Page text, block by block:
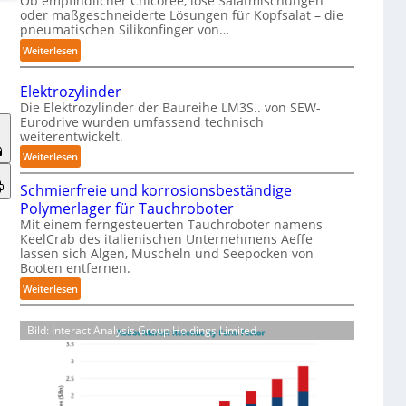
a
z
i
n
-
B
e
l
a
d
u
n
g
f
ü
r
K
r
oder maßgeschneiderte Lösungen für Kopfsalat – die
pneumatischen Silikonfinger von…
Weiterlesen:
S
n
s
i
b
l
e
F
i
n
g
e
r
g
r
e
Elektrozylinder
Die Elektrozylinder der Baureihe LM3S.. von SEW-
Eurodrive wurden umfassend technisch
weiterentwickelt.
Weiterlesen:
E
l
e
k
t
r
o
z
y
l
Schmierfreie und korrosionsbeständige
Polymerlager für Tauchroboter
Mit einem ferngesteuerten Tauchroboter namens
KeelCrab des italienischen Unternehmens Aeffe
lassen sich Algen, Muscheln und Seepocken von
Booten entfernen.
Weiterlesen:
S
c
h
Bild: Interact Analysis Group Holdings Limited